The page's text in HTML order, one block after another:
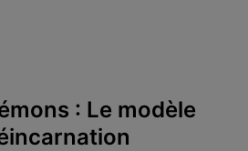
: Le modèle